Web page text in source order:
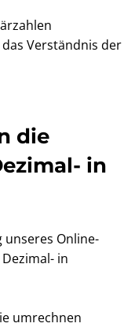
Verständnis der
die
in
unseres Online-
in
umrechnen